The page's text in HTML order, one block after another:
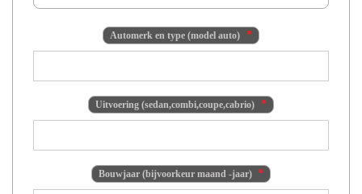
Automerk en type (model auto)
Uitvoering (sedan,combi,coupe,cabrio)
Bouwjaar (bijvoorkeur maand -jaar)